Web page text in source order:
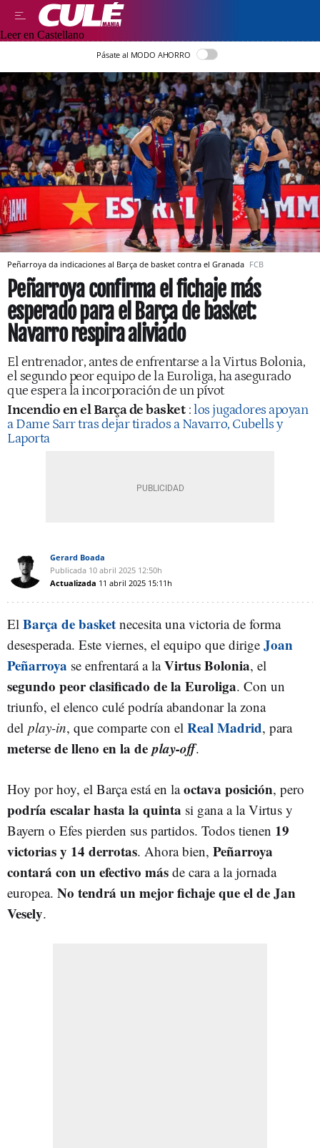
Leer en Castellano
Pásate al MODO AHORRO
Peñarroya da indicaciones al Barça de basket contra el Granada FCB
Peñarroya confirma el fichaje más
esperado para el Barça de basket:
Navarro respira aliviado
El entrenador, antes de enfrentarse a la Virtus Bolonia,
el segundo peor equipo de la Euroliga, ha asegurado
que espera la incorporación de un pívot
Incendio en el Barça de basket : los jugadores apoyan
a Dame Sarr tras dejar tirados a Navarro, Cubells y
Laporta
Gerard Boada
Publicada 10 abril 2025 12:50h
Actualizada 11 abril 2025 15:11h
El Barça de basket necesita una victoria de forma
desesperada. Este viernes, el equipo que dirige Joan
Peñarroya se enfrentará a laVirtus Bolonia, el
segundo peor clasificado de la Euroliga. Con un
triunfo, el elenco culé podría abandonar la zona
del play-in, que comparte con el Real Madrid, para
meterse de lleno en la deplay-off.
Hoy por hoy, el Barça está en laoctava posición, pero
podría escalar hasta la quinta si gana a la Virtus y
Bayern o Efes pierden sus partidos. Todos tienen 19
victorias y 14 derrotas. Ahora bien, Peñarroya
contará con un efectivo más de cara a la jornada
europea. No tendrá un mejor fichaje que el de Jan
Vesely.